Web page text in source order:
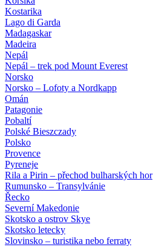
Kostarika
Lago di Garda
Madagaskar
Madeira
Nepál
Nepál – trek pod Mount Everest
Norsko
Norsko – Lofoty a Nordkapp
Omán
Patagonie
Pobaltí
Polské Bieszczady
Polsko
Provence
Pyreneje
Rila a Pirin – přechod bulharských hor
Rumunsko – Transylvánie
Řecko
Severní Makedonie
Skotsko a ostrov Skye
Skotsko letecky
Slovinsko – turistika nebo ferraty